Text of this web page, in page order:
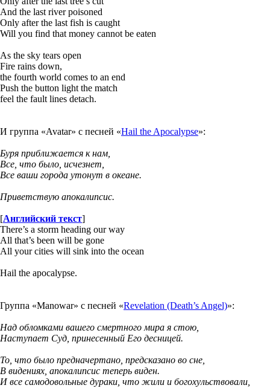
And the last river poisoned
Only after the last fish is caught
Will you find that money cannot be eaten
As the sky tears open
Fire rains down,
the fourth world comes to an end
Push the button light the match
feel the fault lines detach.
И группа «Avatar» с песней «Hail the Apocalypse»:
Буря приближается к нам,
Все, что было, исчезнет,
Все ваши города утонут в океане.
Приветствую апокалипсис.
[Английский текст]
There’s a storm heading our way
All that’s been will be gone
All your cities will sink into the ocean
Hail the apocalypse.
Группа «Manowar» с песней «Revelation (Death’s Angel)»:
Над обломками вашего смертного мира я стою,
Наступает Суд, принесенный Его десницей.
То, что было предначертано, предсказано во сне,
В видениях, апокалипсис теперь виден.
И все самодовольные дураки, что жили и богохульствовали,